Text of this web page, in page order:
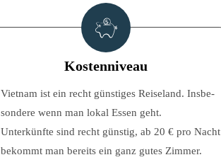
Kos­ten­ni­veau
Viet­nam ist ein recht güns­ti­ges Rei­se­land. Ins­be­
son­de­re wenn man lokal Essen geht.
Unter­künf­te sind recht güns­tig, ab 20 € pro Nacht
bekommt man bereits ein ganz gutes Zimmer.